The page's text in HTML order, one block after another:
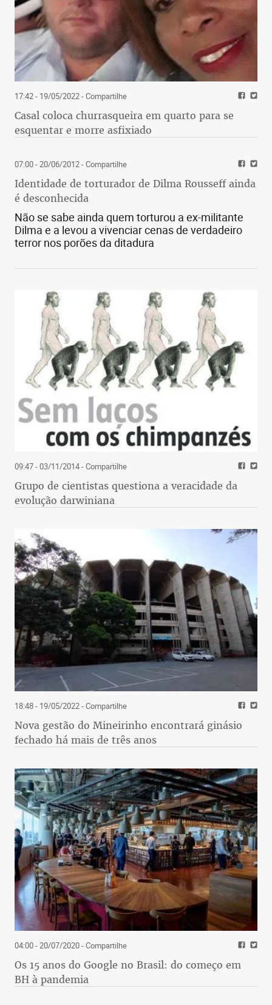
17:42 - 19/05/2022- Compartilhe
Casal coloca churrasqueira em quarto para se
esquentar e morre asfixiado
07:00 - 20/06/2012- Compartilhe
Identidade de torturador de Dilma Rousseff ainda
é desconhecida
Não se sabe ainda quem torturou a ex-militante
Dilma e a levou a vivenciar cenas de verdadeiro
terror nos porões da ditadura
09:47 - 03/11/2014- Compartilhe
Grupo de cientistas questiona a veracidade da
evolução darwiniana
18:48 - 19/05/2022- Compartilhe
Nova gestão do Mineirinho encontrará ginásio
fechado há mais de três anos
04:00 - 20/07/2020- Compartilhe
Os 15 anos do Google no Brasil: do começo em
BH à pandemia